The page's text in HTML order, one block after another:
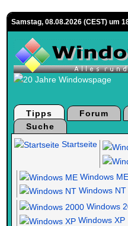
Samstag, 08.08.2026 (CEST) um
Tipps Forum
Suche
Startseite
Windows ME
Windows NT
Windows
Windows XP